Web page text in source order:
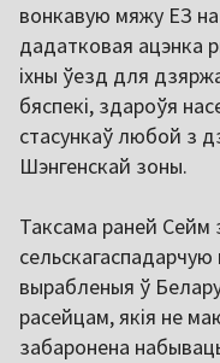
вонкавую мяжу ЕЗ
дадатковая ацэнка
іхны ўезд для
бяспекі, здароўя
стасункаў любой з
Шэнгенскай зоны.
Таксама раней Сейм
вырабленыя ў
расейцам, якія не
забаронена